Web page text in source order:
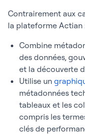
Contrairement aux
la plateforme Actian
Combine
des données,
et la découverte
Utilise un
métadonnées
tableaux et les
compris les
clés de